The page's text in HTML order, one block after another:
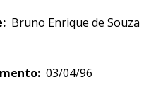
Bruno Enrique de Souza
03/04/96